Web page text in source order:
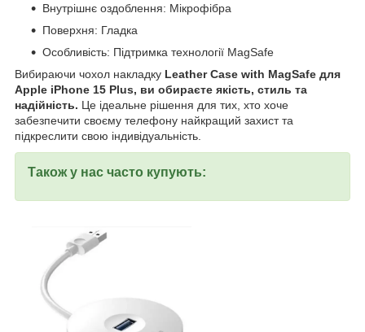
Внутрішнє оздоблення: Мікрофібра
Поверхня: Гладка
Особливість: Підтримка технології MagSafe
Вибираючи чохол накладку Leather Case with MagSafe для
Apple iPhone 15 Plus, ви обираєте якість, стиль та
надійність. Це ідеальне рішення для тих, хто хоче
забезпечити своєму телефону найкращий захист та
підкреслити свою індивідуальність.
Також у нас часто купують: